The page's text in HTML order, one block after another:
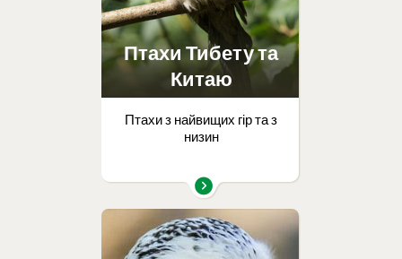
Птахи Тибету та
Китаю
Птахи з найвищих гір та з
низин